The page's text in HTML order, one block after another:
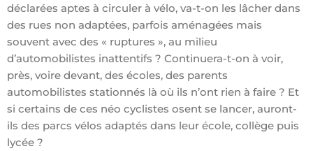
déclarées aptes à circuler à vélo, va-t-on les lâcher dans
des rues non adaptées, parfois aménagées mais
souvent avec des « ruptures », au milieu
d’automobilistes inattentifs ? Continuera-t-on à voir,
près, voire devant, des écoles, des parents
automobilistes stationnés là où ils n’ont rien à faire ? Et
si certains de ces néo cyclistes osent se lancer, auront-
ils des parcs vélos adaptés dans leur école, collège puis
lycée ?